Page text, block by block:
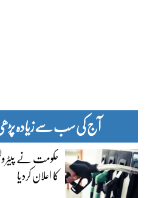
آج کی سب سے زیادہ
حکومت نے
کا اعلان کردیا